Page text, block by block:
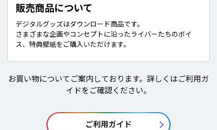
販売商品について
デジタルグッズはダウンロード商品です。
さまざまな企画やコンセプトに沿ったライバーたちのボイ
ス、特典壁紙をご購入いただけます。
お買い物についてご案内しております。詳しくはご利用ガ
イドをご確認ください。
ご利用ガイド